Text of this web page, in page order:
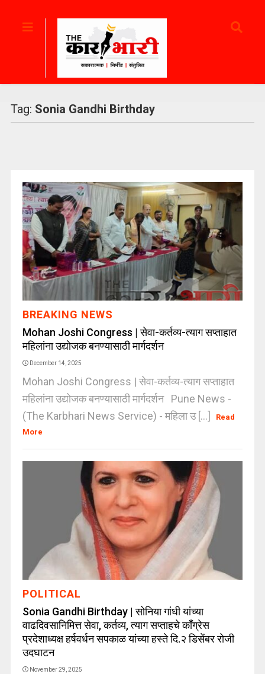
Tag: Sonia Gandhi Birthday
BREAKING NEWS
Mohan Joshi Congress | सेवा-कर्तव्य-त्याग सप्ताहात
महिलांना उद्योजक बनण्यासाठी मार्गदर्शन
December 14, 2025
Mohan Joshi Congress | सेवा-कर्तव्य-त्याग सप्ताहात
महिलांना उद्योजक बनण्यासाठी मार्गदर्शन Pune News -
(The Karbhari News Service) - महिला उ [...]
Read
More
POLITICAL
Sonia Gandhi Birthday | सोनिया गांधी यांच्या
वाढदिवसानिमित्त सेवा, कर्तव्य, त्याग सप्ताहचे काँग्रेस
प्रदेशाध्यक्ष हर्षवर्धन सपकाळ यांच्या हस्ते दि.२ डिसेंबर रोजी
उदघाटन
November 29, 2025